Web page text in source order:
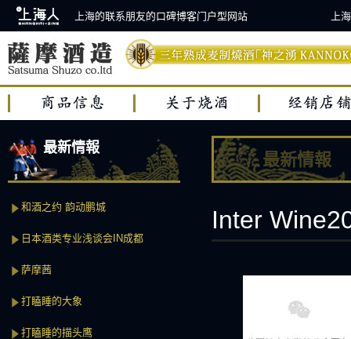
上海的联系朋友的口碑博客门户型网站 上
最新情報
Inter
最新情報
和酒之约 韵动鹏城
日本酒类专业浅谈会IN成都
萨摩茜
打瞌睡的大象
打瞌睡的描头鹰